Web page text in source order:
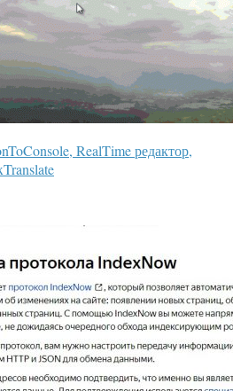
RealTime редактор,